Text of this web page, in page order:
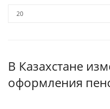
В Казахстане
оформления